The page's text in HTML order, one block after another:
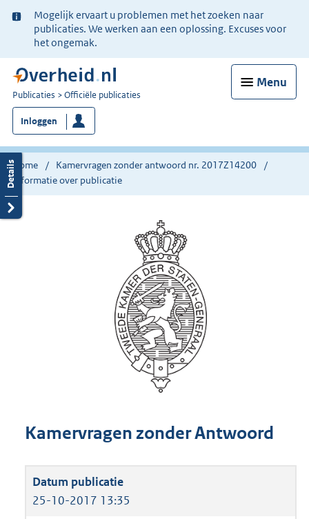
Ter
informatie:
Mogelijk ervaart u problemen met het zoeken naar
publicaties. We werken aan een oplossing. Excuses voor
het ongemak.
Menu
U
bent
nu
hier:
Publicaties Officiële publicaties
Inloggen
Home
Kamervragen zonder antwoord nr. 2017Z14200
Informatie over publicatie
Kamervragen zonder Antwoord
25-10-2017 13:35